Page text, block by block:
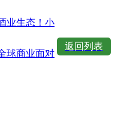
业生态！小
球商业面对
返回列表